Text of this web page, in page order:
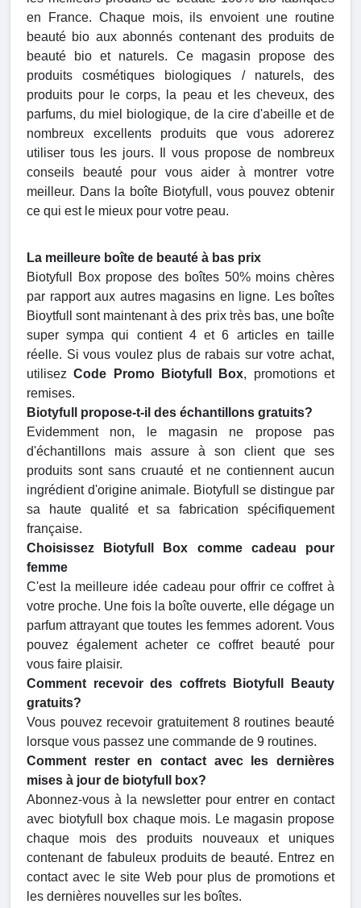
en France. Chaque mois, ils envoient une routine
beauté bio aux abonnés contenant des produits de
beauté bio et naturels. Ce magasin propose des
produits cosmétiques biologiques / naturels, des
produits pour le corps, la peau et les cheveux, des
parfums, du miel biologique, de la cire d'abeille et de
nombreux excellents produits que vous adorerez
utiliser tous les jours. Il vous propose de nombreux
conseils beauté pour vous aider à montrer votre
meilleur. Dans la boîte Biotyfull, vous pouvez obtenir
ce qui est le mieux pour votre peau.
La meilleure boîte de beauté à bas prix
Biotyfull Box propose des boîtes 50% moins chères
par rapport aux autres magasins en ligne. Les boîtes
Bioytfull sont maintenant à des prix très bas, une boîte
super sympa qui contient 4 et 6 articles en taille
réelle. Si vous voulez plus de rabais sur votre achat,
utilisezCode Promo Biotyfull Box, promotions et
remises.
Biotyfull propose-t-il des échantillons gratuits?
Evidemment non, le magasin ne propose pas
d'échantillons mais assure à son client que ses
produits sont sans cruauté et ne contiennent aucun
ingrédient d'origine animale. Biotyfull se distingue par
sa haute qualité et sa fabrication spécifiquement
française.
Choisissez Biotyfull Box comme cadeau pour
femme
C'est la meilleure idée cadeau pour offrir ce coffret à
votre proche. Une fois la boîte ouverte, elle dégage un
parfum attrayant que toutes les femmes adorent. Vous
pouvez également acheter ce coffret beauté pour
vous faire plaisir.
Comment recevoir des coffrets Biotyfull Beauty
gratuits?
Vous pouvez recevoir gratuitement 8 routines beauté
lorsque vous passez une commande de 9 routines.
Comment rester en contact avec les dernières
mises à jour de biotyfull box?
Abonnez-vous à la newsletter pour entrer en contact
avec biotyfull box chaque mois. Le magasin propose
chaque mois des produits nouveaux et uniques
contenant de fabuleux produits de beauté. Entrez en
contact avec le site Web pour plus de promotions et
les dernières nouvelles sur les boîtes.